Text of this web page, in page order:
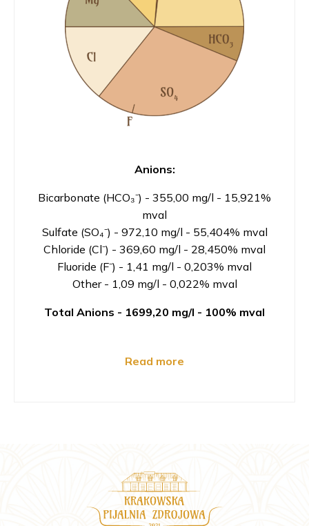
Anions:
Bicarbonate (HCO₃⁻) - 355,00 mg/l - 15,921%
mval
Sulfate (SO₄⁻) - 972,10 mg/l - 55,404% mval
Chloride (Cl⁻) - 369,60 mg/l - 28,450% mval
Fluoride (F⁻) - 1,41 mg/l - 0,203% mval
Other - 1,09 mg/l - 0,022% mval
Total Anions - 1699,20 mg/l - 100% mval
Read more